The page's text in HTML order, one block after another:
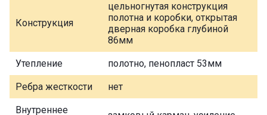
Конструкция
цельногнутая конструкция
полотна и коробки, открытая
дверная коробка глубиной
86мм
Утепление полотно, пенопласт 53мм
Ребра жесткости нет
Внутреннее